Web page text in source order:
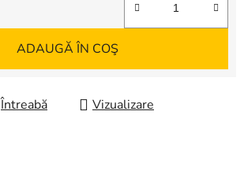
ADAUGĂ ÎN COŞ
Întreabă
Vizualizare